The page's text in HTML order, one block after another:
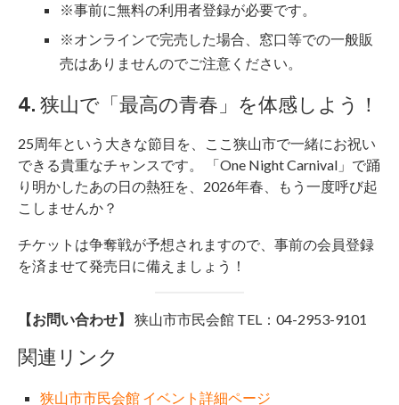
※事前に無料の利用者登録が必要です。
※オンラインで完売した場合、窓口等での一般販
売はありませんのでご注意ください。
4. 狭山で「最高の青春」を体感しよう！
25周年という大きな節目を、ここ狭山市で一緒にお祝い
できる貴重なチャンスです。 「One Night Carnival」で踊
り明かしたあの日の熱狂を、2026年春、もう一度呼び起
こしませんか？
チケットは争奪戦が予想されますので、事前の会員登録
を済ませて発売日に備えましょう！
【お問い合わせ】 狭山市市民会館 TEL：04-2953-9101
関連リンク
狭山市市民会館 イベント詳細ページ